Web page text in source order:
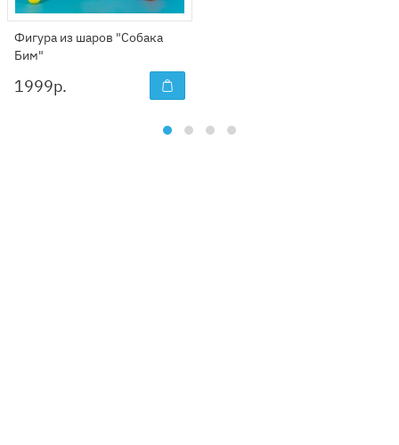
Фигура из шаров "Собака
Бим"
1999р.